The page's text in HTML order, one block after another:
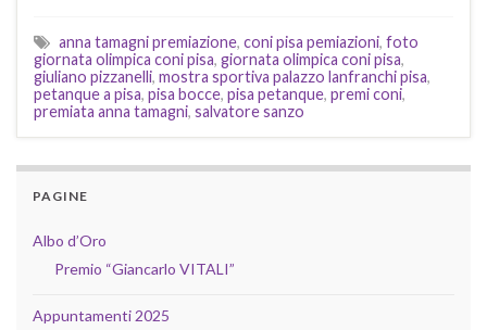
anna tamagni premiazione, coni pisa pemiazioni, foto
giornata olimpica coni pisa, giornata olimpica coni pisa,
giuliano pizzanelli, mostra sportiva palazzo lanfranchi pisa,
petanque a pisa, pisa bocce, pisa petanque, premi coni,
premiata anna tamagni, salvatore sanzo
PAGINE
Albo d’Oro
Premio “Giancarlo VITALI”
Appuntamenti 2025